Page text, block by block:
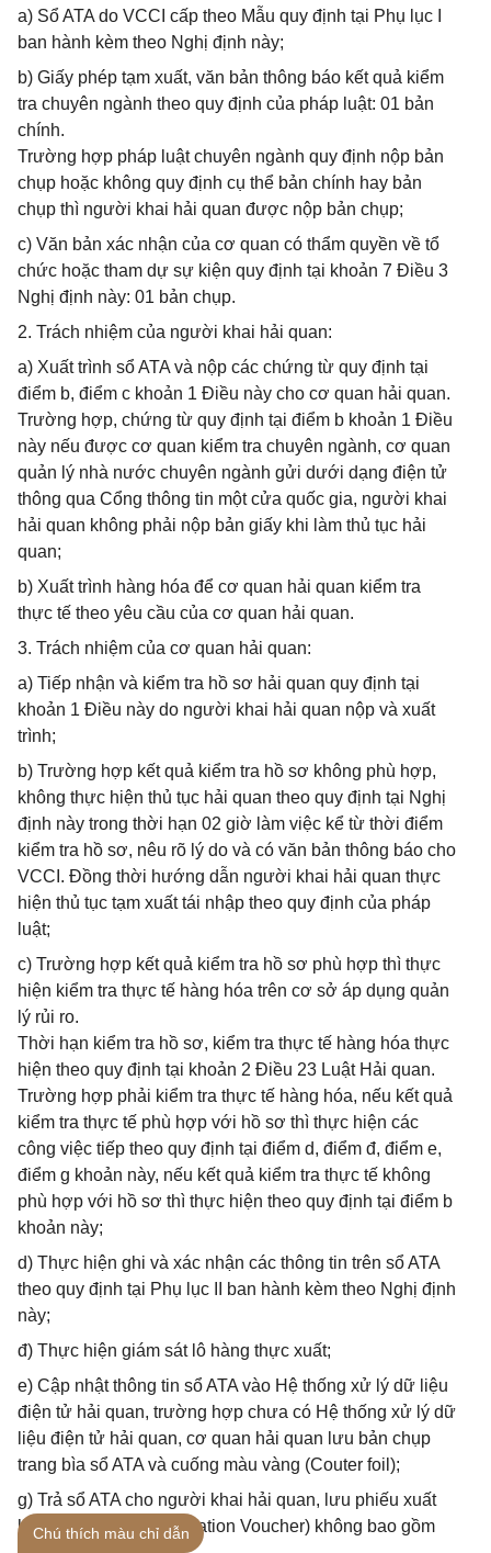
a) Sổ ATA do VCCI cấp theo Mẫu quy định tại Phụ lục I
ban hành kèm theo Nghị định này;
b) Giấy phép tạm xuất, văn bản thông báo kết quả kiểm
tra chuyên ngành theo quy định của pháp luật: 01 bản
chính.
Trường hợp pháp luật chuyên ngành quy định nộp bản
chụp hoặc không quy định cụ thể bản chính hay bản
chụp thì người khai hải quan được nộp bản chụp;
c) Văn bản xác nhận của cơ quan có thẩm quyền về tổ
chức hoặc tham dự sự kiện quy định tại khoản 7 Điều 3
Nghị định này: 01 bản chụp.
2. Trách nhiệm của người khai hải quan:
a) Xuất trình sổ ATA và nộp các chứng từ quy định tại
điểm b, điểm c khoản 1 Điều này cho cơ quan hải quan.
Trường hợp, chứng từ quy định tại điểm b khoản 1 Điều
này nếu được cơ quan kiểm tra chuyên ngành, cơ quan
quản lý nhà nước chuyên ngành gửi dưới dạng điện tử
thông qua Cổng thông tin một cửa quốc gia, người khai
hải quan không phải nộp bản giấy khi làm thủ tục hải
quan;
b) Xuất trình hàng hóa để cơ quan hải quan kiểm tra
thực tế theo yêu cầu của cơ quan hải quan.
3. Trách nhiệm của cơ quan hải quan:
a) Tiếp nhận và kiểm tra hồ sơ hải quan quy định tại
khoản 1 Điều này do người khai hải quan nộp và xuất
trình;
b) Trường hợp kết quả kiểm tra hồ sơ không phù hợp,
không thực hiện thủ tục hải quan theo quy định tại Nghị
định này trong thời hạn 02 giờ làm việc kể từ thời điểm
kiểm tra hồ sơ, nêu rõ lý do và có văn bản thông báo cho
VCCI. Đồng thời hướng dẫn người khai hải quan thực
hiện thủ tục tạm xuất tái nhập theo quy định của pháp
luật;
c) Trường hợp kết quả kiểm tra hồ sơ phù hợp thì thực
hiện kiểm tra thực tế hàng hóa trên cơ sở áp dụng quản
lý rủi ro.
Thời hạn kiểm tra hồ sơ, kiểm tra thực tế hàng hóa thực
hiện theo quy định tại khoản 2 Điều 23 Luật Hải quan.
Trường hợp phải kiểm tra thực tế hàng hóa, nếu kết quả
kiểm tra thực tế phù hợp với hồ sơ thì thực hiện các
công việc tiếp theo quy định tại điểm d, điểm đ, điểm e,
điểm g khoản này, nếu kết quả kiểm tra thực tế không
phù hợp với hồ sơ thì thực hiện theo quy định tại điểm b
khoản này;
d) Thực hiện ghi và xác nhận các thông tin trên sổ ATA
theo quy định tại Phụ lục II ban hành kèm theo Nghị định
này;
đ) Thực hiện giám sát lô hàng thực xuất;
e) Cập nhật thông tin sổ ATA vào Hệ thống xử lý dữ liệu
điện tử hải quan, trường hợp chưa có Hệ thống xử lý dữ
liệu điện tử hải quan, cơ quan hải quan lưu bản chụp
trang bìa sổ ATA và cuống màu vàng (Couter foil);
g) Trả sổ ATA cho người khai hải quan, lưu phiếu xuất
khẩu màu vàng (Exportation Voucher) không bao gồm
Chú thích màu chỉ dẫn